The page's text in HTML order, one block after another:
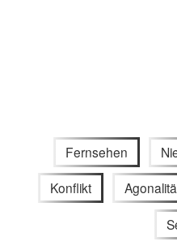
Fernsehen
Konflikt